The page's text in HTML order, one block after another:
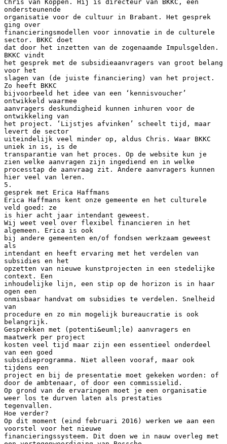
Chris van Koppen. Hij is directeur van BKKC, een
ondersteunende
organisatie voor de cultuur in Brabant. Het gesprek
ging over
financieringsmodellen voor innovatie in de culturele
sector. BKKC doet
dat door het inzetten van de zogenaamde Impulsgelden.
BKKC vindt
het gesprek met de subsidieaanvragers van groot belang
voor het
slagen van (de juiste financiering) van het project.
Zo heeft BKKC
bijvoorbeeld het idee van een ‘kennisvoucher’
ontwikkeld waarmee
aanvragers deskundigheid kunnen inhuren voor de
ontwikkeling van
het project. ‘Lijstjes afvinken’ scheelt tijd, maar
levert de sector
uiteindelijk veel minder op, aldus Chris. Waar BKKC
uniek in is, is de
transparantie van het proces. Op de website kun je
zien welke aanvragen zijn ingediend en in welke
processtap de aanvraag zit. Andere aanvragers kunnen
hier veel van leren.
5.
gesprek met Erica Haffmans
Erica Haffmans kent onze gemeente en het culturele
veld goed: ze
is hier acht jaar intendant geweest.
Wij weet veel over flexibel financieren in het
algemeen. Erica is ook
bij andere gemeenten en/of fondsen werkzaam geweest
als
intendant en heeft ervaring met het verdelen van
subsidies en het
opzetten van nieuwe kunstprojecten in een stedelijke
context. Een
inhoudelijke lijn, een stip op de horizon is in haar
ogen een
onmisbaar handvat om subsidies te verdelen. Snelheid
van
procedure en zo min mogelijk bureaucratie is ook
belangrijk.
Gesprekken met (potenti&euml;le) aanvragers en
maatwerk per project
kosten veel tijd maar zijn een essentieel onderdeel
van een goed
subsidieprogramma. Niet alleen vooraf, maar ook
tijdens een
project en bij de presentatie moet gekeken worden: of
door de ambtenaar, of door een commissielid.
Op grond van de ervaringen moet je een organisatie
weer los te durven laten als prestaties
tegenvallen.
Hoe verder?
Op dit moment (eind februari 2016) werken we aan een
voorstel voor het nieuwe
financieringssysteem. Dit doen we in nauw overleg met